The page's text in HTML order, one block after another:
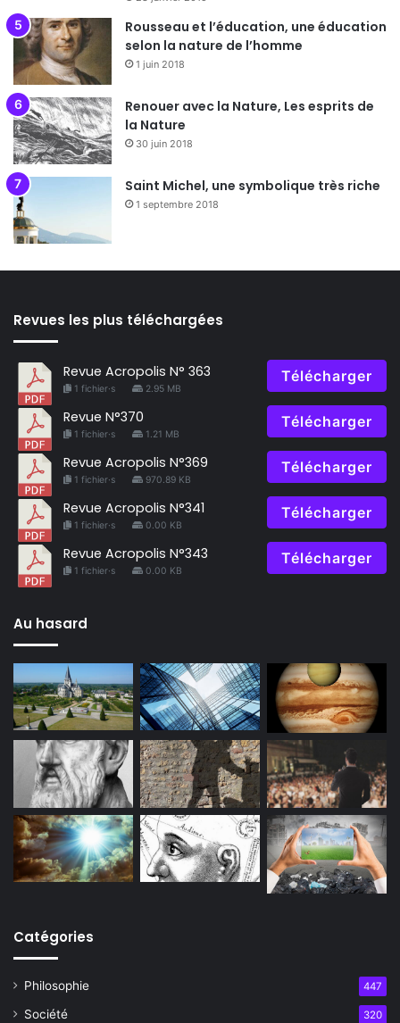
Rousseau et l’éducation, une éducation
selon la nature de l’homme
1 juin 2018
Renouer avec la Nature, Les esprits de
la Nature
30 juin 2018
Saint Michel, une symbolique très riche
1 septembre 2018
Revues les plus téléchargées
Revue Acropolis N° 363
1 fichier·s 2.95 MB
Télécharger
Revue N°370
1 fichier·s 1.21 MB
Télécharger
Revue Acropolis N°369
1 fichier·s 970.89 KB
Télécharger
Revue Acropolis N°341
1 fichier·s 0.00 KB
Télécharger
Revue Acropolis N°343
1 fichier·s 0.00 KB
Télécharger
Au hasard
Catégories
Philosophie 447
Société 320